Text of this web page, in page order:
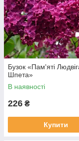
Бузок «Пам'яті
Шпета»
В наявності
226 ₴
Купити